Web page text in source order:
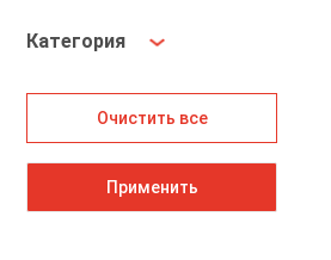
Категория
Очистить все
Применить